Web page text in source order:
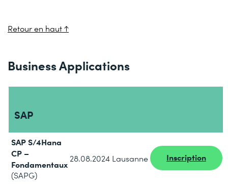
Retour en haut ↑
Business Applications
SAP
SAP S/4Hana
CP –
Fondamentaux
(SAPG)
28.08.2024 Lausanne Inscription